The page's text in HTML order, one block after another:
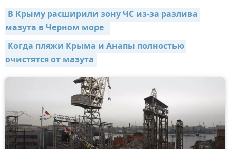
В Крыму расширили зону ЧС из-за разлива
мазута в Черном море
Когда пляжи Крыма и Анапы полностью
очистятся от мазута